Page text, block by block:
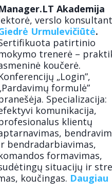
Akademija
verslo
Urmulevičiūtė.
patirtinio
trenerė –
koučerė.
„Login”,
formulė”
Specializacija:
komunikacija,
klientų
bendradarbiavimas,
formavimas,
situacijų ir
koučingas. Daugiau